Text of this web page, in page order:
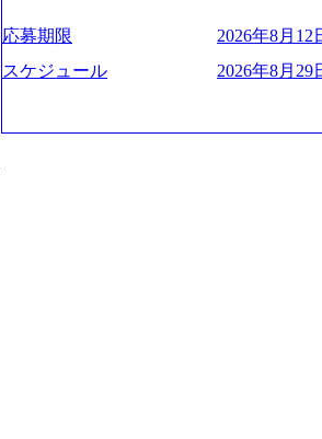
ワー 事業所内禁煙(入居する施設に喫煙
れかのご経験をお持ちの方 ・システム
義～基本設計など上流経験2年以上 ・
進する 育休取得率は男性65%、女性
管理職率も21.8%（2023年12月時点）
日(土) 面接枠 ①10時開始、②11時開始、③12時開始 2026年8月10日(月) 16:00 各回5
s://www.businessinsider.jp/post-283587)
の可視化を支援 「インパクト加重会計
トを算出 (https://prtimes.jp/main/html/rd/p/
て20年近く成長を続けており、2022年3
ベインは1973年に創業された。クライ
よう、カスタマイズされた戦略を策定
行動に落とし込んでいる。 徹底した「
社戦略やトランスフォーメーション案
るものとして「True North」（真北）と
応募期限
2026年8月12
スケジュール
2026年8月29